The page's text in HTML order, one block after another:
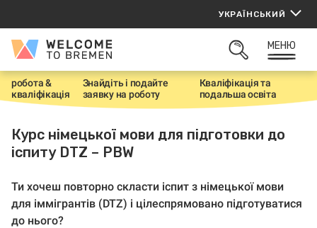
вмісту
УКРАЇНСЬКИЙ
Welcome
Bremen
ВІДКРИТИ
МЕНЮ
H
o
e
робота &
кваліфікація
Знайдіть і подайте
заявку на роботу
Кваліфікація тa
подальшa освітa
Курс німецької мови для підготовки до
іспиту DTZ – PBW
Ти хочеш повторно скласти іспит з німецької мови
для іммігрантів (DTZ) і цілеспрямовано підготуватися
до нього?